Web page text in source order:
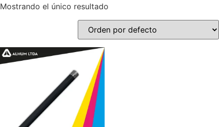
Mostrando el único resultado